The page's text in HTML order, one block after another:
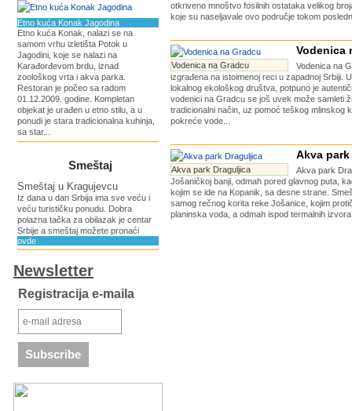
Etno kuća Konak Jagodina
Etno kuća Konak, nalazi se na
samom vrhu izletišta Potok u
Jagodini, koje se nalazi na
Karađorđevom brdu, iznad
zoološkog vrta i akva parka.
Restoran je počeo sa radom
01.12.2009. godine. Kompletan
objekat je urađen u etno stilu, a u
ponudi je stara tradicionalna kuhinja,
sa star...
Smeštaj
Smeštaj u Kragujevcu
Iz dana u dan Srbija ima sve veću i
veću turističku ponudu. Dobra
polazna tačka za obilazak je centar
Srbije a smeštaj možete pronaći
ovde
Newsletter
Registracija e-maila
otkriveno mnoštvo fosilnih ostataka velikog
koje su naseljavale ovo područje tokom
Vodenica na Gradcu
Vodenica
Vodenica na
izgrađena na istoimenoj reci u zapadnoj Srbiji.
lokalnog ekološkog društva, potpuno je
vodenici na Gradcu se još uvek može samleti
tradicionalni način, uz pomoć teškog mlinskog
pokreće vode...
Akva park Draguljica
Akva
Akva park
Jošaničkoj banji, odmah pored glavnog puta,
kojim se ide na Kopanik, sa desne strane.
samog rečnog korita reke Jošanice, kojim
planinska voda, a odmah ispod termalnih